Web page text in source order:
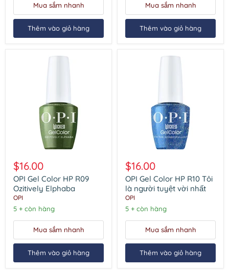
Mua sắm nhanh
Thêm vào giỏ hàng
Mua sắm nhanh
Thêm vào giỏ hàng
Gel
Color
HP
R09
Ozitively
Elphaba
$16.00
OPI Gel Color HP R09
Ozitively Elphaba
OPI
5 + còn hàng
Mua sắm nhanh
Thêm vào giỏ hàng
Gel
Color
HP
R10
Tôi
là
người
tuyệt
$16.00
OPI Gel Color HP R10 Tôi
là người tuyệt vời nhất
OPI
5 + còn hàng
Mua sắm nhanh
Thêm vào giỏ hàng